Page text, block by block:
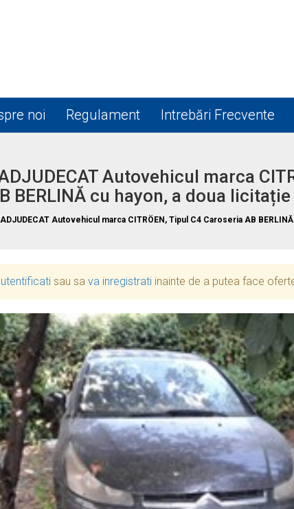
noi Regulament Intrebări Frecvente
Autovehicul marca
BERLINĂ cu hayon, a doua licitație
Autovehicul marca CITRÖEN, Tipul C4 Caroseria AB
sau sa va inregistrati inainte de a putea face